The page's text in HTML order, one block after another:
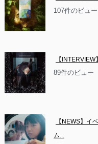
107件のビュー
【
89件のビュー
【NEWS】イ
ム...